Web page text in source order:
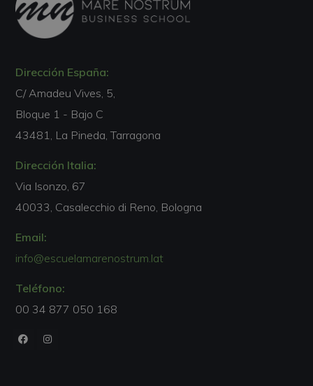
Dirección España:
C/ Amadeu Vives, 5,
Bloque 1 - Bajo C
43481, La Pineda, Tarragona
Dirección Italia:
Via Isonzo, 67
40033, Casalecchio di Reno, Bologna
Email:
info@escuelamarenostrum.lat
Teléfono:
00 34 877 050 168